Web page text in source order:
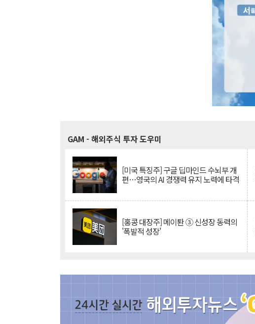
GAM - 해외주식 투자 도우미
[미국 특징주] 구글 딥마인드 수뇌부 개
편…영국의 AI 경쟁력 유지 노력에 타격
[홍콩 대장주] 메이퇀 ③ 신성장 동력의
'폭발적 성장'